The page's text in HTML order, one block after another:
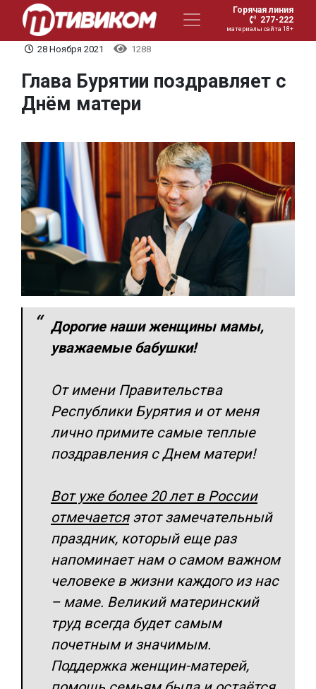
Горячая линия
277-222
материалы сайта 18+
28 Ноября 2021 1288
Глава Бурятии поздравляет с
Днём матери
Дорогие наши женщины мамы,
уважаемые бабушки!
От имени Правительства
Республики Бурятия и от меня
лично примите самые теплые
поздравления с Днем матери!
Вот уже более 20 лет в России
отмечаетсяэтот замечательный
праздник, который еще раз
напоминает нам о самом важном
человеке в жизни каждого из нас
– маме. Великий материнский
труд всегда будет самым
почетным и значимым.
Поддержка женщин-матерей,